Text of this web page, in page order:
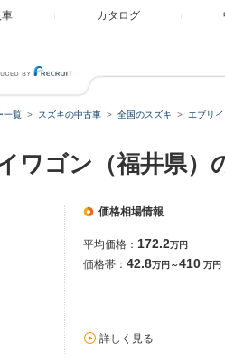
車 カタログ
一覧 スズキの中古車 全国のスズキ エブリ
ワゴン（福井県）
価格相場情報
平均価格： 172.2万円
価格帯： 42.8万円～410 万円
詳しく見る